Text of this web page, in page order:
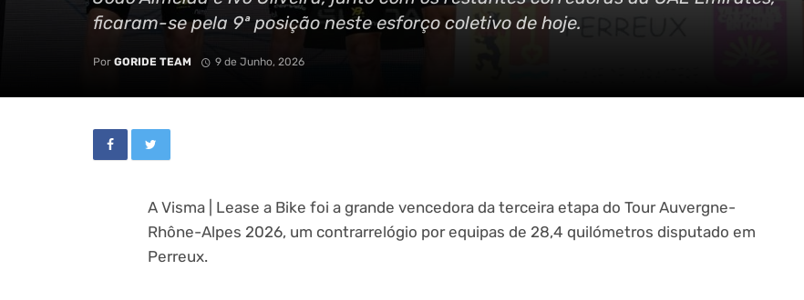
ficaram-se pela 9ª posição neste esforço coletivo de hoje.
Por GORIDE TEAM 9 de Junho, 2026
A Visma | Lease a Bike foi a grande vencedora da terceira etapa do Tour Auvergne-
Rhône-Alpes 2026, um contrarrelógio por equipas de 28,4 quilómetros disputado em
Perreux.